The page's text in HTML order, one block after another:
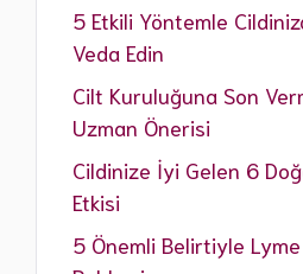
5 Etkili Yöntemle
Veda Edin
Cilt Kuruluğuna Son
Uzman Önerisi
Cildinize İyi Gelen 6
Etkisi
5 Önemli Belirtiyle Lyme